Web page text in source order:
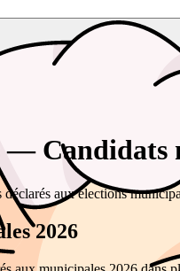
Candidats
aux élections
2026